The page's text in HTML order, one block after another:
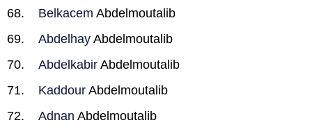
Belkacem Abdelmoutalib
Abdelhay Abdelmoutalib
Abdelkabir Abdelmoutalib
Kaddour Abdelmoutalib
Adnan Abdelmoutalib